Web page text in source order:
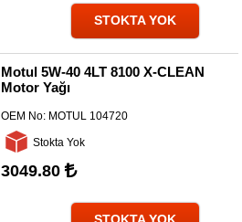
STOKTA YOK
Motul 5W-40 4LT 8100 X-CLEAN
Motor Yağı
OEM No: MOTUL 104720
Stokta Yok
3049.80